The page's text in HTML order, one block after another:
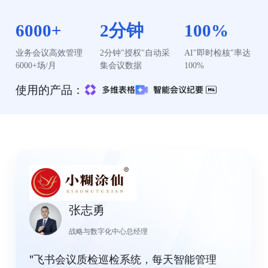
6000+
业务会议高效管理
6000+场/月
2分钟
2分钟"授权"自动采
集会议数据
100%
AI"即时检核"率达
100%
使用的产品：
张志勇
战略与数字化中心总经理
"飞书会议质检巡检系统，每天智能管理